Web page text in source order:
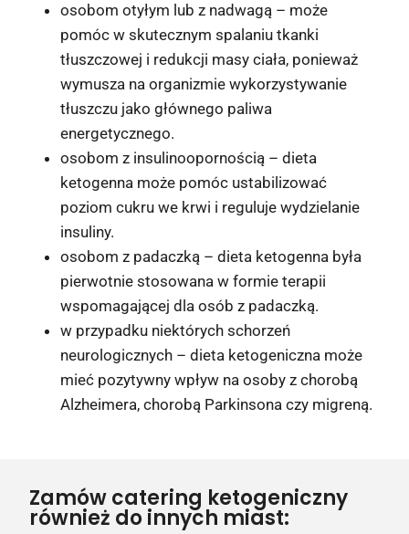
osobom otyłym lub z nadwagą – może
pomóc w skutecznym spalaniu tkanki
tłuszczowej i redukcji masy ciała, ponieważ
wymusza na organizmie wykorzystywanie
tłuszczu jako głównego paliwa
energetycznego.
osobom z insulinoopornością – dieta
ketogenna może pomóc ustabilizować
poziom cukru we krwi i reguluje wydzielanie
insuliny.
osobom z padaczką – dieta ketogenna była
pierwotnie stosowana w formie terapii
wspomagającej dla osób z padaczką.
w przypadku niektórych schorzeń
neurologicznych – dieta ketogeniczna może
mieć pozytywny wpływ na osoby z chorobą
Alzheimera, chorobą Parkinsona czy migreną.
Zamów catering ketogeniczny
również do innych miast: